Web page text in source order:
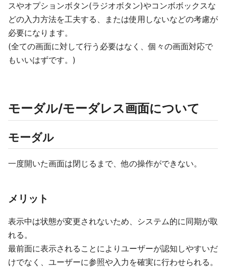
スやオプションボタン(ラジオボタン)やコンボボックスな
どの入力方法を工夫する、または使用しないなどの考慮が
必要になります。
(全ての画面に対して行う必要はなく、個々の画面対応で
もいいはずです。)
モーダル/モーダレス画面について
モーダル
一度開いた画面は閉じるまで、他の操作ができない。
メリット
表示中は状態が変更されないため、システム的に同期が取
れる。
最前面に表示されることによりユーザーが認知しやすいだ
けでなく、ユーザーに参照や入力を確実に行わせられる。